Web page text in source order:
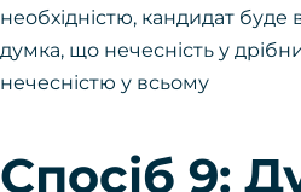
необхідністю, кандидат
думка, що нечесність у
нечесністю у всьому
Спосіб 9: